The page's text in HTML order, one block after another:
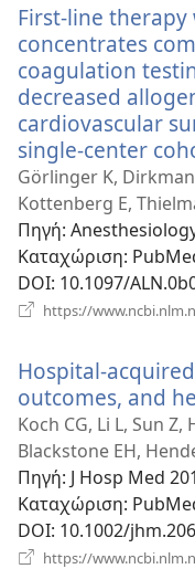
First-line
concentrates
coagulation
decreased
cardiovascular
single-center
Görlinger K,
Kottenberg E,
Πηγή‎:
Καταχώριση‎:
DOI‎: 10.1097/
https://
Hospital-
outcomes, and
Koch CG, Li L, Sun Z,
Blackstone EH,
Πηγή‎: J Hosp Med
Καταχώριση‎:
DOI‎: 10.1002/
https://